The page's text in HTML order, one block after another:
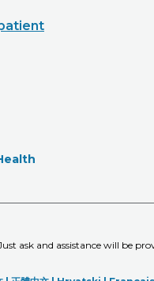
ask and assistance will be